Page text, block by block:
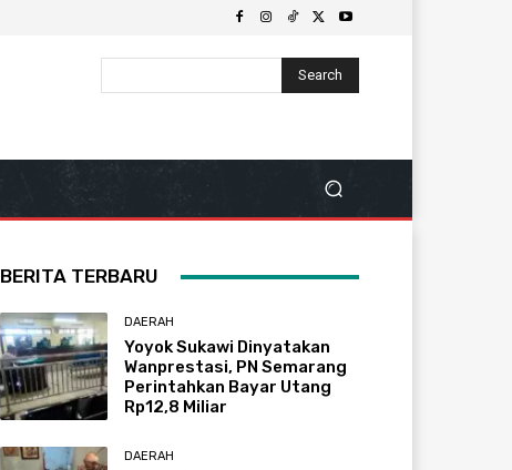
Search
BERITA TERBARU
DAERAH
Yoyok Sukawi Dinyatakan
Wanprestasi, PN Semarang
Perintahkan Bayar Utang
Rp12,8 Miliar
DAERAH